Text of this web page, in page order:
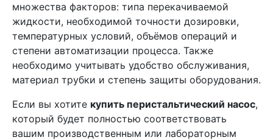
множества факторов: типа перекачиваемой
жидкости, необходимой точности дозировки,
температурных условий, объёмов операций и
степени автоматизации процесса. Также
необходимо учитывать удобство обслуживания,
материал трубки и степень защиты оборудования.
Если вы хотите купить перистальтический насос,
который будет полностью соответствовать
вашим производственным или лабораторным